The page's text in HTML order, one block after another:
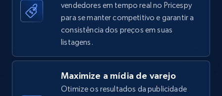
TikTok Shop - category
URL, Title, Available, Description, Currency, Initial
price, Final price, Discount percent, and more.
vendedores em tempo real no Pricespy
para se manter competitivo e garantir a
consistência dos preços em suas
listagens.
Maximize a mídia de varejo
Otimize os resultados da publicidade